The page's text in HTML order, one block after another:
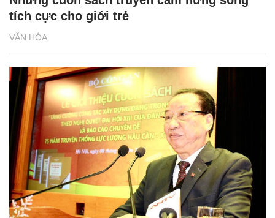
VĂN HÓA
tích cực cho giới trẻ